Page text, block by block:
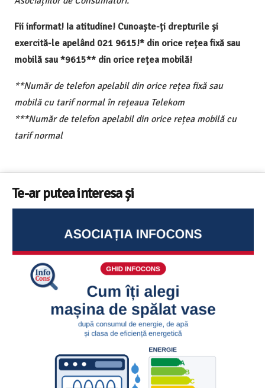
Fii informat! Ia atitudine! Cunoaște-ți drepturile și
exercită-le apelând 021 9615!* din orice rețea fixă sau
mobilă sau *9615** din orice rețea mobilă!
**Număr de telefon apelabil din orice rețea fixă sau
mobilă cu tarif normal în rețeaua Telekom
***Număr de telefon apelabil din orice rețea mobilă cu
tarif normal
Te-ar putea interesa și